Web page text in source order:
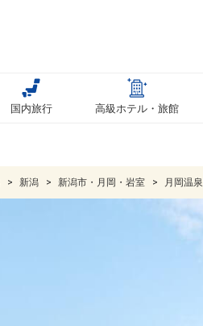
国内旅行 高級ホテル・旅館
新潟 新潟市・月岡・岩室 月岡温泉